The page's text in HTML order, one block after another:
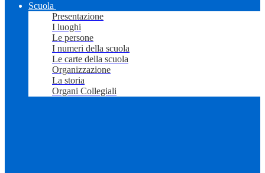
Scuola
Presentazione
I luoghi
Le persone
I numeri della scuola
Le carte della scuola
Organizzazione
La storia
Organi Collegiali